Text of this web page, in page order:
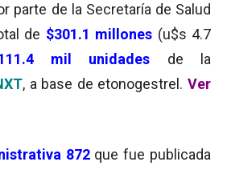
parte de la Secretaría de Salud
de $301.1 millones (u$s 4.7
mil unidades
de la
, a base de etonogestrel.Ver
872que fue publicada